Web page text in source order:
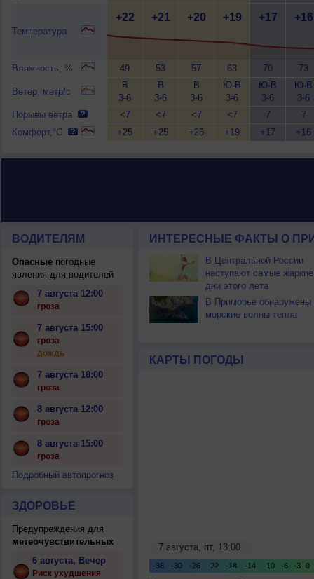
Температура
Влажность, %
Ветер, метр/с
Порывы ветра
Комфорт,°C
+22
49
В
3-6
<7
+25
+21
53
В
3-6
<7
+25
+20
57
В
3-6
<7
+25
+19
63
Ю-В
3-6
<7
+19
+17
70
Ю-В
3-6
7
+17
+16
73
Ю-В
3-6
7
+16
ВОДИТЕЛЯМ
Опасныепогодные
явления для водителей
7 августа 12:00
гроза
7 августа 15:00
гроза
дождь
7 августа 18:00
гроза
8 августа 12:00
гроза
8 августа 15:00
гроза
Подробный автопрогноз
ЗДОРОВЬЕ
Предупреждения для
метеочувствительных
6 августа, Вечер
Риск ухудшения
ИНТЕРЕСНЫЕ ФАКТЫ О
В Центральной России
наступают самые жаркие
дни этого лета
В Приморье обнаружены
морские волны тепла
КАРТЫ ПОГОДЫ